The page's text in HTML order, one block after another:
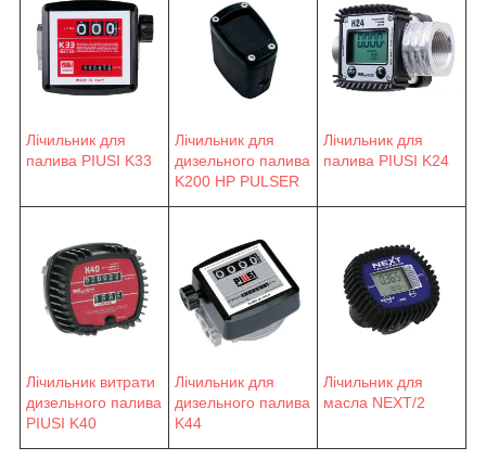
Лічильник для
палива PIUSI K33
Лічильник для
дизельного палива
K200 HP PULSER
Лічильник для
палива PIUSI K24
Лічильник витрати
дизельного палива
PIUSI K40
Лічильник для
дизельного палива
K44
Лічильник для
масла NEXT/2